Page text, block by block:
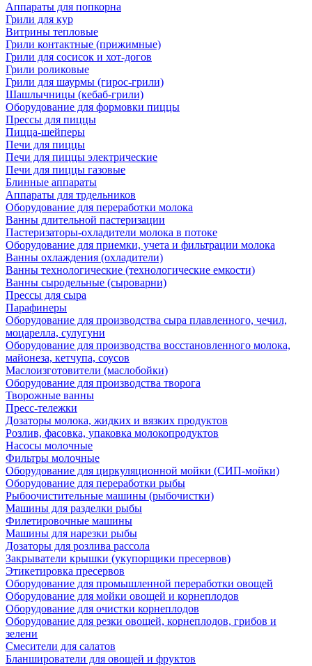
Аппараты для попкорна
Грили для кур
Витрины тепловые
Грили контактные (прижимные)
Грили для сосисок и хот-догов
Грили роликовые
Грили для шаурмы (гирос-грили)
Шашлычницы (кебаб-грили)
Оборудование для формовки пиццы
Прессы для пиццы
Пицца-шейперы
Печи для пиццы
Печи для пиццы электрические
Печи для пиццы газовые
Блинные аппараты
Аппараты для трдельников
Оборудование для переработки молока
Ванны длительной пастеризации
Пастеризаторы-охладители молока в потоке
Оборудование для приемки, учета и фильтрации молока
Ванны охлаждения (охладители)
Ванны технологические (технологические емкости)
Ванны сыродельные (сыроварни)
Прессы для сыра
Парафинеры
Оборудование для производства сыра плавленного, чечил,
моцарелла, сулугуни
Оборудование для производства восстановленного молока,
майонеза, кетчупа, соусов
Маслоизготовители (маслобойки)
Оборудование для производства творога
Творожные ванны
Пресс-тележки
Дозаторы молока, жидких и вязких продуктов
Розлив, фасовка, упаковка молокопродуктов
Насосы молочные
Фильтры молочные
Оборудование для циркуляционной мойки (СИП-мойки)
Оборудование для переработки рыбы
Рыбоочистительные машины (рыбочистки)
Машины для разделки рыбы
Филетировочные машины
Машины для нарезки рыбы
Дозаторы для розлива рассола
Закрыватели крышки (укупорщики пресервов)
Этикетировка пресервов
Оборудование для промышленной переработки овощей
Оборудование для мойки овощей и корнеплодов
Оборудование для очистки корнеплодов
Оборудование для резки овощей, корнеплодов, грибов и
зелени
Смесители для салатов
Бланширователи для овощей и фруктов